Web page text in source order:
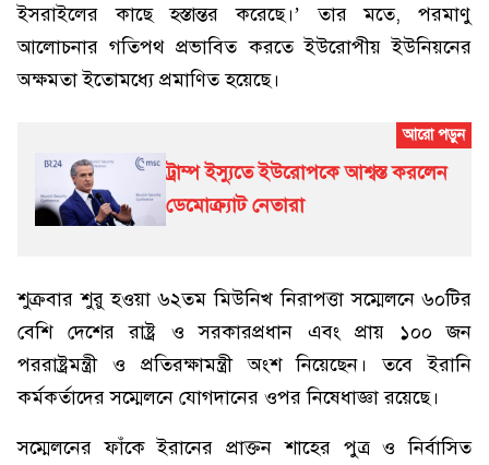
ইসরাইলের কাছে হস্তান্তর করেছে।’ তার মতে, পরমাণু
আলোচনার গতিপথ প্রভাবিত করতে ইউরোপীয় ইউনিয়নের
অক্ষমতা ইতোমধ্যে প্রমাণিত হয়েছে।
ট্রাম্প ইস্যুতে ইউরোপকে আশ্বস্ত করলেন
ডেমোক্র্যাট নেতারা
শুক্রবার শুরু হওয়া ৬২তম মিউনিখ নিরাপত্তা সম্মেলনে ৬০টির
বেশি দেশের রাষ্ট্র ও সরকারপ্রধান এবং প্রায় ১০০ জন
পররাষ্ট্রমন্ত্রী ও প্রতিরক্ষামন্ত্রী অংশ নিয়েছেন। তবে ইরানি
কর্মকর্তাদের সম্মেলনে যোগদানের ওপর নিষেধাজ্ঞা রয়েছে।
সম্মেলনের ফাঁকে ইরানের প্রাক্তন শাহের পুত্র ও নির্বাসিত